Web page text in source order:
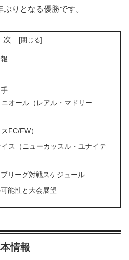
りとなる優勝です。
次
オール（レアル・マドリー
FC/FW）
ス（ニューカッスル・ユナイテ
リーグ対戦スケジュール
能性と大会展望
情報